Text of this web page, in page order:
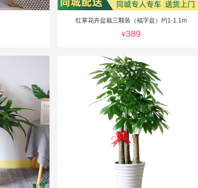
红掌花卉盆栽三颗装（福字盆）约1-1.1m
¥389